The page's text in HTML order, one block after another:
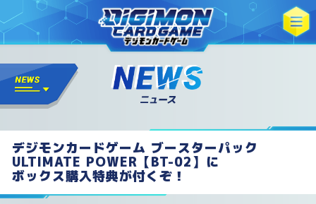
デジモンカードゲーム ブースターパック
ULTIMATE POWER【BT-02】に
ボックス購入特典が付くぞ！